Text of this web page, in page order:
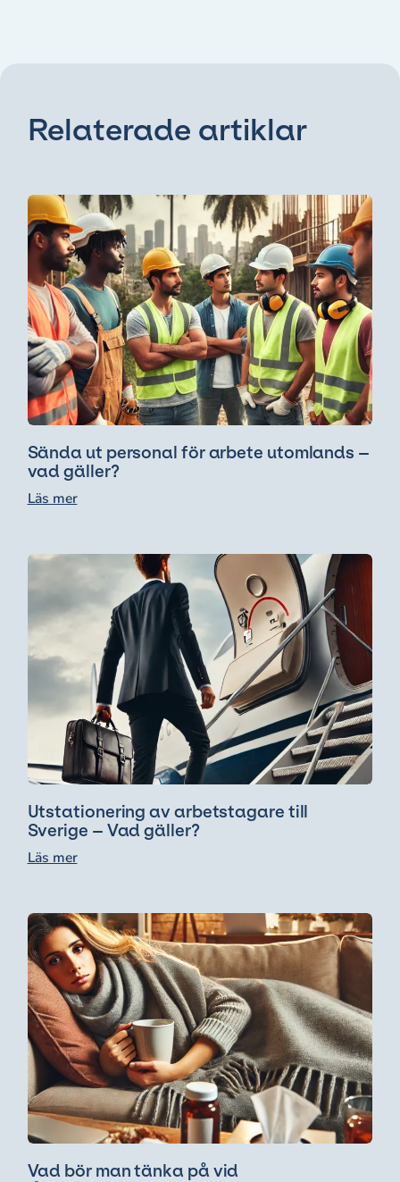
Relaterade artiklar
Sända ut personal för arbete utomlands –
vad gäller?
Läs mer
Utstationering av arbetstagare till
Sverige – Vad gäller?
Läs mer
Vad bör man tänka på vid